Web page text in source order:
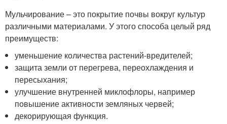
Мульчирование – это покрытие почвы вокруг культур
различными материалами. У этого способа целый ряд
преимуществ:
уменьшение количества растений-вредителей;
защита земли от перегрева, переохлаждения и
пересыхания;
улучшение внутренней миклофлоры, например
повышение активности земляных червей;
декорирующая функция.